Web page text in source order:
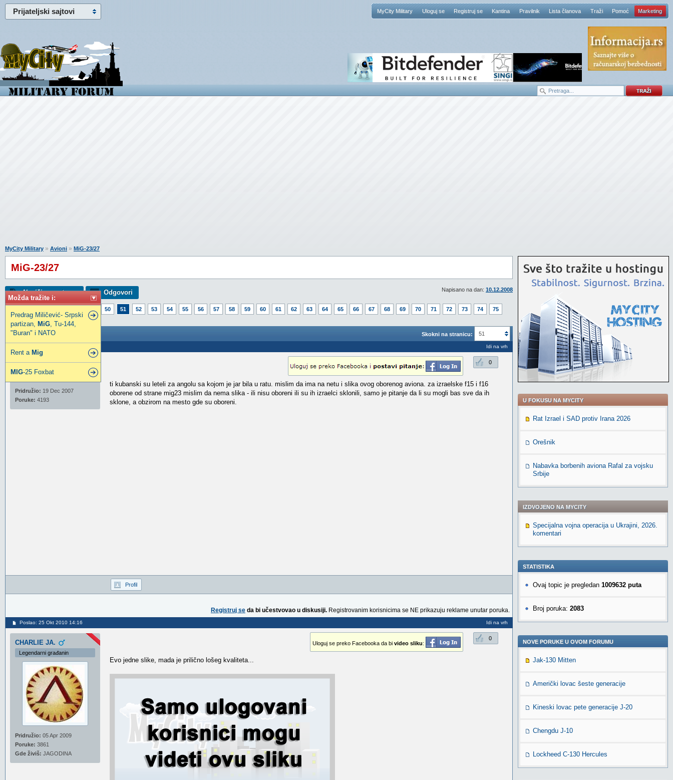
Prijateljski sajtovi MyCity Military Uloguj se Registruj se Kantina Pravilnik Lista članova Traži Pomoć Marketing
Možda tražite i:
Predrag Miličević- Srpski
partizan, MiG, Tu-144,
"Buran" i NATO
Rent a Mig
MIG-25 Foxbat
MyCity Military » Avioni » MiG-23/27
MiG-23/27
Napisano na dan: 10.12.2008
Napiši novu temu Odgovori
50 51 52 53 54 55 56 57 58 59 60 61 62 63 64 65 66 67 68 69 70 71 72 73 74
75
78 79 80 209
Skokni na stranicu: 51
MiG-23/27
Idi na vrh
Pridružio: 19 Dec 2007
Poruke: 4193
0
ti kubanski su leteli za angolu sa kojom je jar bila u ratu. mislim da ima na netu i slika ovog oborenog aviona. za izraelske f15 i f16
oborene od strane mig23 mislim da nema slika - ili nisu oboreni ili su ih izraelci sklonili, samo je pitanje da li su mogli bas sve da ih
sklone, a obzirom na mesto gde su oboreni.
Profil
Registruj se da bi učestvovao u diskusiji. Registrovanim korisnicima se NE prikazuju reklame unutar poruka.
Poslao: 25 Okt 2010 14:16 Idi na vrh
CHARLIE JA.
Legendarni građanin
Pridružio: 05 Apr 2009
Poruke: 3861
Gde živiš: JAGODINA
0
Uloguj se preko Facebooka da bi video sliku:
Evo jedne slike, mada je prilično lošeg kvaliteta...
U FOKUSU NA MYCITY
Rat Izrael i SAD protiv Irana 2026
Orešnik
Nabavka borbenih aviona Rafal za vojsku
Srbije
IZDVOJENO NA MYCITY
Specijalna vojna operacija u Ukrajini, 2026.
komentari
STATISTIKA
Ovaj topic je pregledan 1009632 puta
Broj poruka: 2083
NOVE PORUKE U OVOM FORUMU
Jak-130 Mitten
Američki lovac šeste generacije
Kineski lovac pete generacije J-20
Chengdu J-10
Lockheed C-130 Hercules